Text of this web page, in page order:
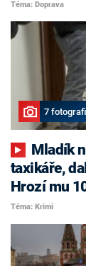
Téma: Doprava
7
taxikáře,
Hrozí mu
Téma: Krimi